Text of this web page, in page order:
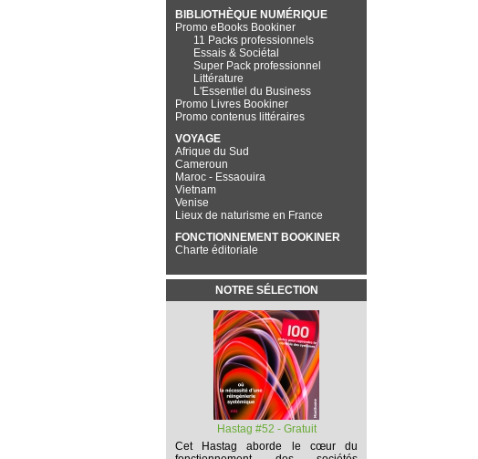
BIBLIOTHÈQUE NUMÉRIQUE
Promo eBooks Bookiner
11 Packs professionnels
Essais & Sociétal
Super Pack professionnel
Littérature
L'Essentiel du Business
Promo Livres Bookiner
Promo contenus littéraires
VOYAGE
Afrique du Sud
Cameroun
Maroc - Essaouira
Vietnam
Venise
Lieux de naturisme en France
FONCTIONNEMENT BOOKINER
Charte éditoriale
NOTRE SÉLECTION
Hastag #52 - Gratuit
Cet
Hastag aborde le cœur du